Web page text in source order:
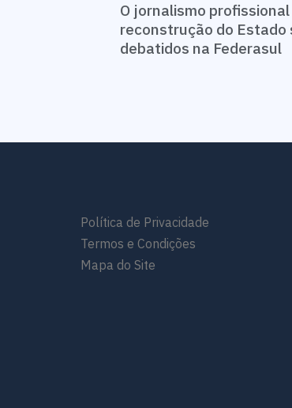
O jornalismo profissional
reconstrução do Estado
debatidos na Federasul
Política de Privacidade
Termos e Condições
Mapa do Site